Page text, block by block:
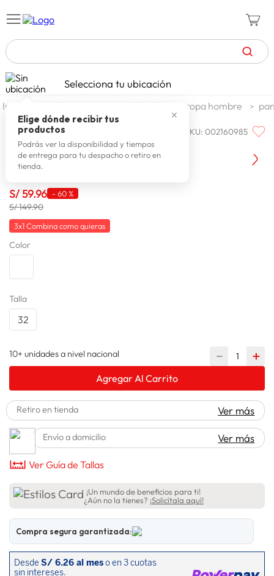
TÉRMINOS MÁS BUSCADOS
1. zapatillas mujer
2. celulares
3. zapatillas hombre
4. moda
6. tv
7. laptop
8.
Selecciona tu ubicación
✕
Elige dónde recibir tus
productos
Podrás ver la disponibilidad y tiempos
de entrega para tu despacho o retiro en
tienda.
moda y accesorios hombre ropa hombre
BIG CITY SKU:002160985
Big City Pantalon Prenly Slim
S/59.96 - 60 %
S/ 149.90
3x1 Combina como quieras
Color
Talla
32
10+ unidades a nivel nacional ＋
－
Agregar Al Carrito
Retiro en tienda Ver más
Envío a domicilio Ver más
Ver Guía de Tallas
¡Un mundo de beneficios para ti!
¿Aún no la tienes? ¡Solicítala aquí!
Compra segura garantizada: